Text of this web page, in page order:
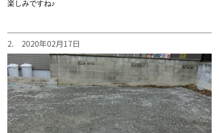
楽しみですね♪
2. 2020年02月17日